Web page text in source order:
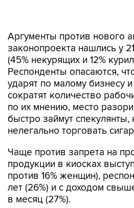
Аргументы против нового
законопроекта нашлись у
(45% некурящих и 12%
Респонденты опасаются,
ударят по малому бизнесу
сократят количество
по их мнению, место
быстро займут спекулянты,
нелегально торговать
Чаще против запрета на
продукции в киосках
против 16% женщин),
лет (26%) и с доходом
в месяц (27%).